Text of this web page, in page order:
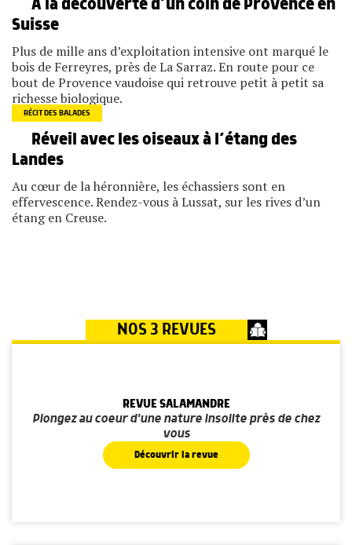
A la découverte d’un coin de Provence en
Suisse
Plus de mille ans d’exploitation intensive ont marqué le
bois de Ferreyres, près de La Sarraz. En route pour ce
bout de Provence vaudoise qui retrouve petit à petit sa
richesse biologique.
RÉCIT DES BALADES
Réveil avec les oiseaux à l’étang des
Landes
Au cœur de la héronnière, les échassiers sont en
effervescence. Rendez-vous à Lussat, sur les rives d’un
étang en Creuse.
NOS 3 REVUES
REVUE SALAMANDRE
Plongez au coeur d'une nature insolite près de chez
vous
Découvrir la revue